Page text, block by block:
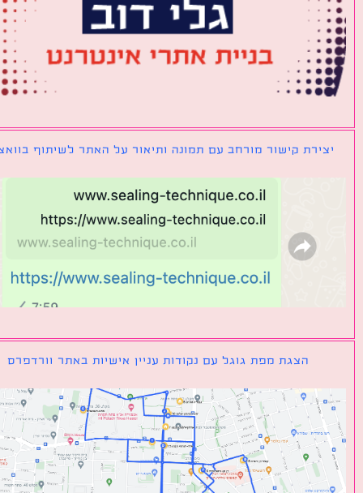
קישור מורחב עם תמונה ותיאור על האתר לשיתוף בוואצאפ
הצגת מפת גוגל עם נקודות עניין אישיות באתר וורדפרס